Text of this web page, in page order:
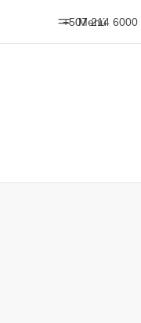
Menú
+507 214 6000